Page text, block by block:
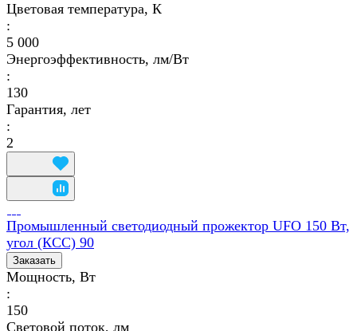
Цветовая температура, К
:
5 000
Энергоэффективность, лм/Вт
:
130
Гарантия, лет
:
2
Промышленный светодиодный прожектор UFO 150 Вт,
угол (КСС) 90
Заказать
Мощность, Вт
:
150
Световой поток, лм